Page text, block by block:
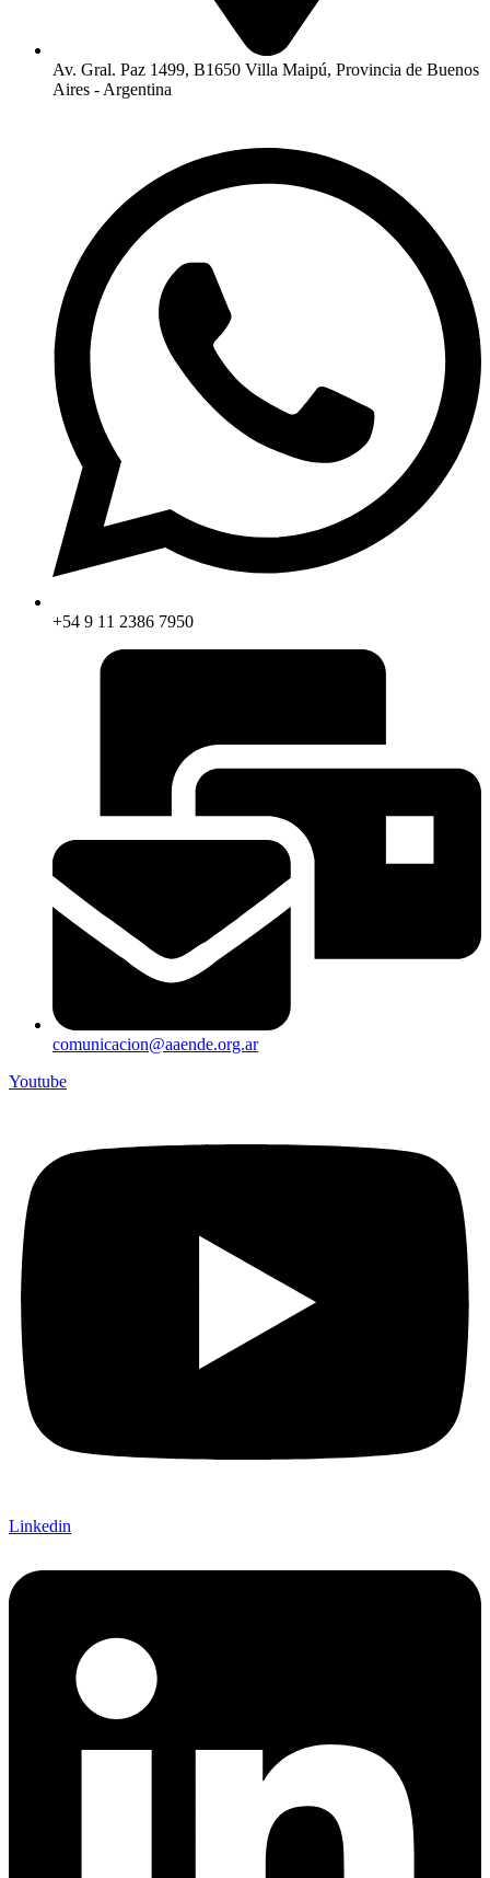
Av. Gral. Paz 1499, B1650 Villa Maipú, Provincia de Buenos
Aires - Argentina
+54 9 11 2386 7950
comunicacion@aaende.org.ar
Youtube
Linkedin